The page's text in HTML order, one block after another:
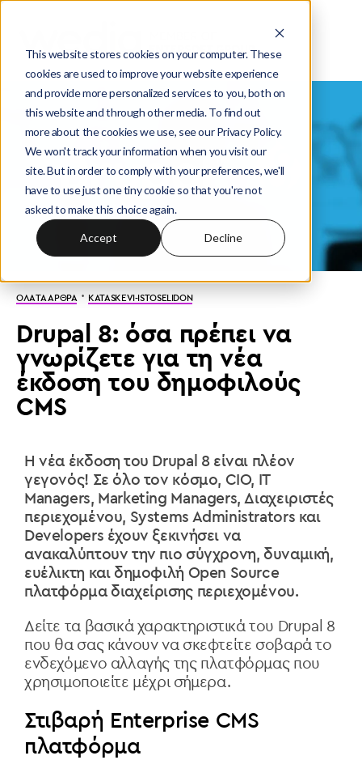
This website stores cookies on your computer. These
cookies are used to improve your website experience
and provide more personalized services to you, both on
this website and through other media. To find out
more about the cookies we use, see our Privacy Policy.
We won't track your information when you visit our
site. But in order to comply with your preferences, we'll
have to use just one tiny cookie so that you're not
asked to make this choice again.
Accept Decline
ΟΛΑ ΤΑ ΑΡΘΡΑ· KATASKEVI-ISTOSELIDON
Drupal 8: όσα πρέπει να
γνωρίζετε για τη νέα
έκδοση του δημοφιλούς
CMS
Η νέα έκδοση του Drupal 8 είναι πλέον
γεγονός! Σε όλο τον κόσμο, CIO, IT
Managers, Marketing Managers, Διαχειριστές
περιεχομένου, Systems Administrators και
Developers έχουν ξεκινήσει να
ανακαλύπτουν την πιο σύγχρονη, δυναμική,
ευέλικτη και δημοφιλή Open Source
πλατφόρμα διαχείρισης περιεχομένου.
Δείτε τα βασικά χαρακτηριστικά του Drupal 8
που θα σας κάνουν να σκεφτείτε σοβαρά το
ενδεχόμενο αλλαγής της πλατφόρμας που
χρησιμοποιείτε μέχρι σήμερα.
Στιβαρή Enterprise CMS
πλατφόρμα